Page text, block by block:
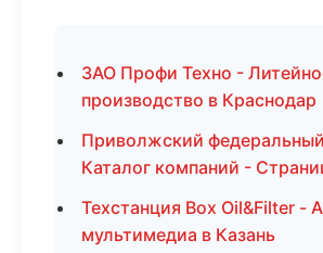
ЗАО Профи Техно -
производство в Краснодар
Приволжский
Каталог компаний -
Техстанция Box Oil&Filter -
мультимедиа в Казань